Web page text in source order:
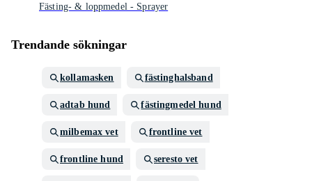
Fästing- & loppmedel - Sprayer
Trendande sökningar
kollamasken fästinghalsband
adtab hund fästingmedel hund
milbemax vet frontline vet
frontline hund seresto vet